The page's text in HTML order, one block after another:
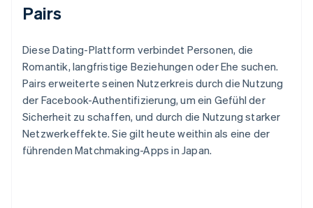
Pairs
Diese Dating-Plattform verbindet Personen, die
Romantik, langfristige Beziehungen oder Ehe suchen.
Pairs erweiterte seinen Nutzerkreis durch die Nutzung
der Facebook-Authentifizierung, um ein Gefühl der
Sicherheit zu schaffen, und durch die Nutzung starker
Netzwerkeffekte. Sie gilt heute weithin als eine der
führenden Matchmaking-Apps in Japan.